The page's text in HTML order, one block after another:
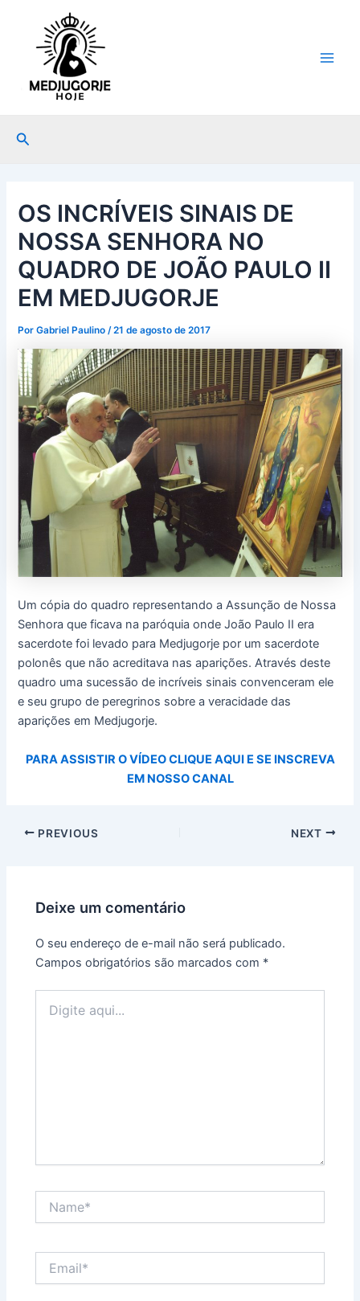
conteúdo
Pesquisar
OS INCRÍVEIS SINAIS DE
NOSSA SENHORA NO
QUADRO DE JOÃO PAULO II
EM MEDJUGORJE
PorGabriel Paulino/21 de agosto de 2017
Um cópia do quadro representando a Assunção de Nossa
Senhora que ficava na paróquia onde João Paulo II era
sacerdote foi levado para Medjugorje por um sacerdote
polonês que não acreditava nas aparições. Através deste
quadro uma sucessão de incríveis sinais convenceram ele
e seu grupo de peregrinos sobre a veracidade das
aparições em Medjugorje.
PARA ASSISTIR O VÍDEO CLIQUE AQUI E SE INSCREVA
EM NOSSO CANAL
navigation
PREVIOUS NEXT
Deixe um comentário
O seu endereço de e-mail não será publicado.
Campos obrigatórios são marcados com *
aqui...